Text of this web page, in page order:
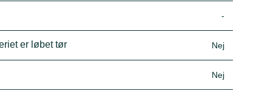
-
er løbet tør Nej
Nej